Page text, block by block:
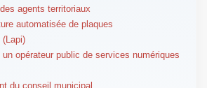
agents territoriaux
automatisée de plaques
(Lapi)
opérateur public de services numériques
du conseil municipal